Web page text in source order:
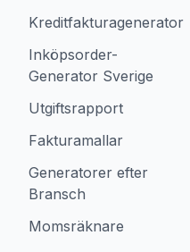
Kreditfakturagenerator
Inköpsorder-
Generator Sverige
Utgiftsrapport
Fakturamallar
Generatorer efter
Bransch
Momsräknare